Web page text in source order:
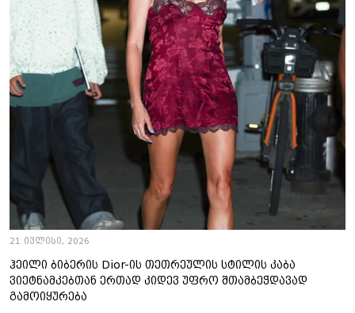
21 ივლისი, 2026
ჰეილი ბიბერის Dior-ის თეთრეულის სტილის კაბა
ვიეტნამკებთან ერთად კიდევ უფრო შთამბეჭდავად
გამოიყურება